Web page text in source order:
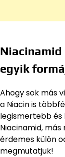
Niacinamid
egyik
Ahogy sok más
a Niacin is
legismertebb
Niacinamid,
érdemes külön
megmutatjuk!